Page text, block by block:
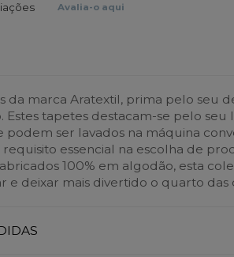
Avalia-o aqui
da marca Aratextil, prima pelo seu
tapetes destacam-se pelo seu
podem ser lavados na máquina
essencial na escolha de
100% em algodão, esta
e deixar mais divertido o quarto das